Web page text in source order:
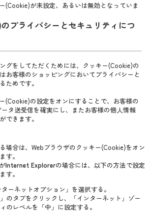
(Cookie)が未設定、あるいは無効となっていま
プライバシーとセキュリティにつ
グをしてただくためには、クッキー(Cookie)の
お客様のショッピングにおいてプライバシーと
ためです。
(Cookie)の設定をオンにすることで、お客様の
タ送受信を確実にし、またお客様の個人情報
できます。
場合は、Webブラウザのクッキー(Cookie)をオン
す。
Internet Explorerの場合には、以下の方法で設定
す。
ターネットオプション」を選択する。
」のタブをクリックし、「インターネット」ゾー
のレベルを「中」に設定する。